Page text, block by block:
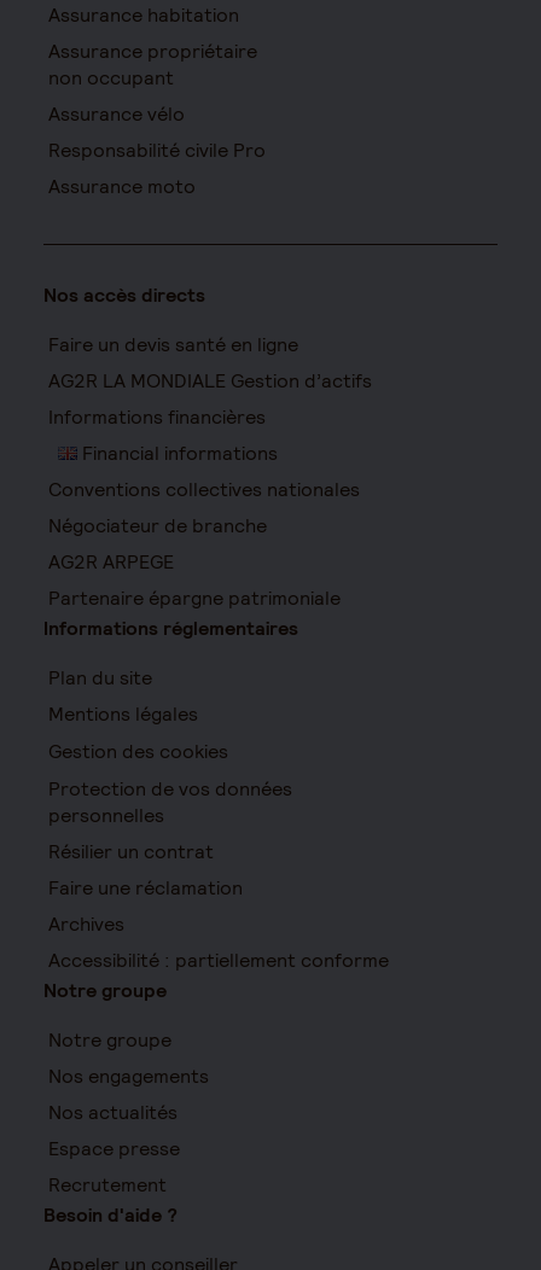
Assurance habitation
Assurance propriétaire
non occupant
Assurance vélo
Responsabilité civile Pro
Assurance moto
Nos accès directs
Faire un devis santé en ligne
AG2R LA MONDIALE Gestion d’actifs
Informations financières
Financial informations
Conventions collectives nationales
Négociateur de branche
AG2R ARPEGE
Partenaire épargne patrimoniale
Informations réglementaires
Plan du site
Mentions légales
Gestion des cookies
Protection de vos données
personnelles
Résilier un contrat
Faire une réclamation
Archives
Accessibilité : partiellement conforme
Notre groupe
Notre groupe
Nos engagements
Nos actualités
Espace presse
Recrutement
Besoin d'aide ?
Appeler un conseiller